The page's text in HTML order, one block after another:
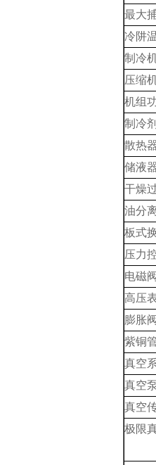
最大
冷阱
制冷
压缩
机组
制冷
散热
储液
干燥
油分
板式
压力
电磁
高压
膨胀
紫铜
真空
真空
真空
极限